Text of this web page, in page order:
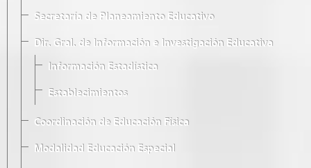
Secretaría de Planeamiento Educativo
Dir. Gral. de Información e Investigación Educativa
Información Estadística
Establecimientos
Coordinación de Educación Física
Modalidad Educación Especial